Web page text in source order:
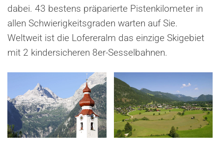
dabei. 43 bestens präparierte Pistenkilometer in
allen Schwierigkeitsgraden warten auf Sie.
Weltweit ist die Lofereralm das einzige Skigebiet
mit 2 kindersicheren 8er-Sesselbahnen.